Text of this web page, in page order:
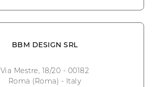
BBM DESIGN SRL
Via Mestre, 18/20 - 00182
Roma (Roma) - Italy